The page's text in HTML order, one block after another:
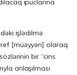
ipuclarına
işlədilmə
[müəyyən] olaraq
bir “cins
anlaşılması